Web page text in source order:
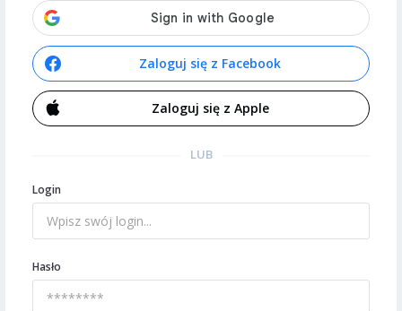
Zaloguj się z Facebook
Zaloguj się z Apple
LUB
Login
Hasło